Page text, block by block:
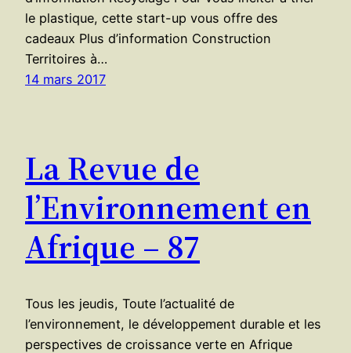
le plastique, cette start-up vous offre des
cadeaux Plus d’information Construction
Territoires à…
14 mars 2017
La Revue de
l’Environnement en
Afrique – 87
Tous les jeudis, Toute l’actualité de
l’environnement, le développement durable et les
perspectives de croissance verte en Afrique